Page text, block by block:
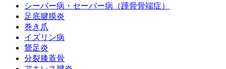
シーバー病・セーバー病（踵骨骨端症）
足底腱膜炎
巻き爪
イズリン病
鵞足炎
分裂膝蓋骨